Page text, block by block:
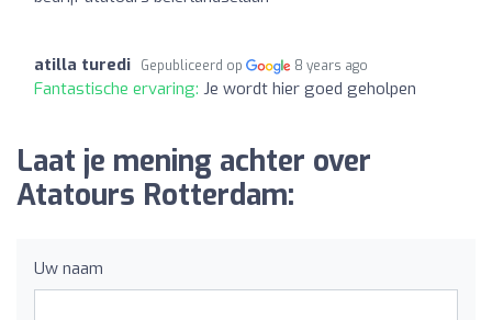
atilla turedi Gepubliceerd op 8 years ago
Fantastische ervaring: Je wordt hier goed geholpen
Laat je mening achter over
Atatours Rotterdam:
Uw naam